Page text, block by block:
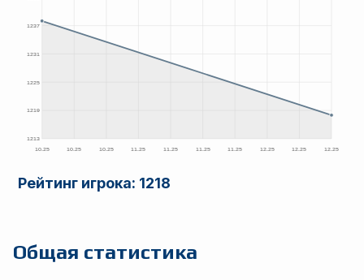
Рейтинг игрока: 1218
Общая статистика